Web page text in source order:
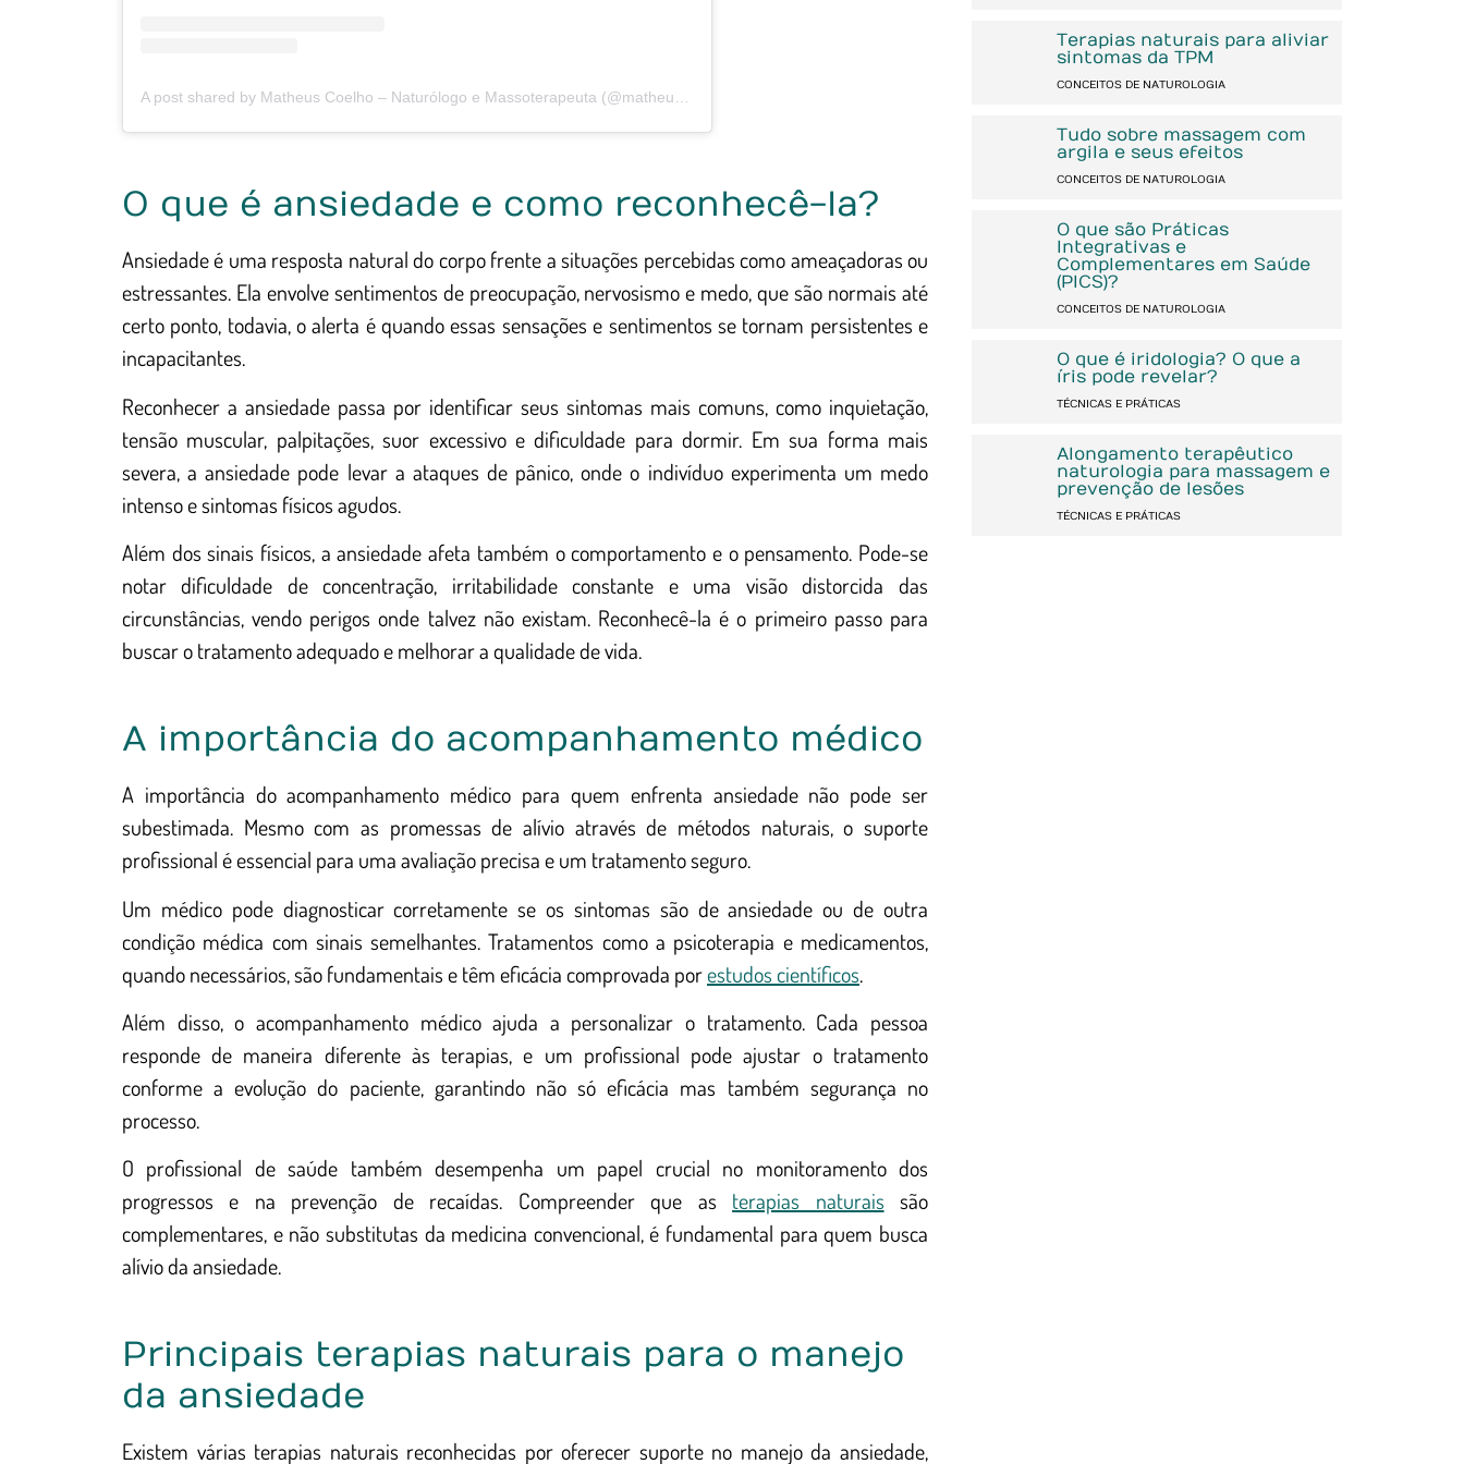
A post shared by Matheus Coelho – Naturólogo e Massoterapeuta (@matheuscoelhonaturologia)
O que é ansiedade e como reconhecê-la?
Ansiedade é uma resposta natural do corpo frente a situações percebidas como ameaçadoras ou
estressantes. Ela envolve sentimentos de preocupação, nervosismo e medo, que são normais até
certo ponto, todavia, o alerta é quando essas sensações e sentimentos se tornam persistentes e
incapacitantes.
Reconhecer a ansiedade passa por identificar seus sintomas mais comuns, como inquietação,
tensão muscular, palpitações, suor excessivo e dificuldade para dormir. Em sua forma mais
severa, a ansiedade pode levar a ataques de pânico, onde o indivíduo experimenta um medo
intenso e sintomas físicos agudos.
Além dos sinais físicos, a ansiedade afeta também o comportamento e o pensamento. Pode-se
notar dificuldade de concentração, irritabilidade constante e uma visão distorcida das
circunstâncias, vendo perigos onde talvez não existam. Reconhecê-la é o primeiro passo para
buscar o tratamento adequado e melhorar a qualidade de vida.
A importância do acompanhamento médico
A importância do acompanhamento médico para quem enfrenta ansiedade não pode ser
subestimada. Mesmo com as promessas de alívio através de métodos naturais, o suporte
profissional é essencial para uma avaliação precisa e um tratamento seguro.
Um médico pode diagnosticar corretamente se os sintomas são de ansiedade ou de outra
condição médica com sinais semelhantes. Tratamentos como a psicoterapia e medicamentos,
quando necessários, são fundamentais e têm eficácia comprovada porestudos científicos.
Além disso, o acompanhamento médico ajuda a personalizar o tratamento. Cada pessoa
responde de maneira diferente às terapias, e um profissional pode ajustar o tratamento
conforme a evolução do paciente, garantindo não só eficácia mas também segurança no
processo.
O profissional de saúde também desempenha um papel crucial no monitoramento dos
progressos e na prevenção de recaídas. Compreender que as terapias naturais são
complementares, e não substitutas da medicina convencional, é fundamental para quem busca
alívio da ansiedade.
Principais terapias naturais para o manejo
da ansiedade
Existem várias terapias naturais reconhecidas por oferecer suporte no manejo da ansiedade,
Terapias naturais para aliviar
sintomas da TPM
CONCEITOS DE NATUROLOGIA
Tudo sobre massagem com
argila e seus efeitos
CONCEITOS DE NATUROLOGIA
O que são Práticas
Integrativas e
Complementares em Saúde
(PICS)?
CONCEITOS DE NATUROLOGIA
O que é iridologia? O que a
íris pode revelar?
TÉCNICAS E PRÁTICAS
Alongamento terapêutico
naturologia para massagem e
prevenção de lesões
TÉCNICAS E PRÁTICAS